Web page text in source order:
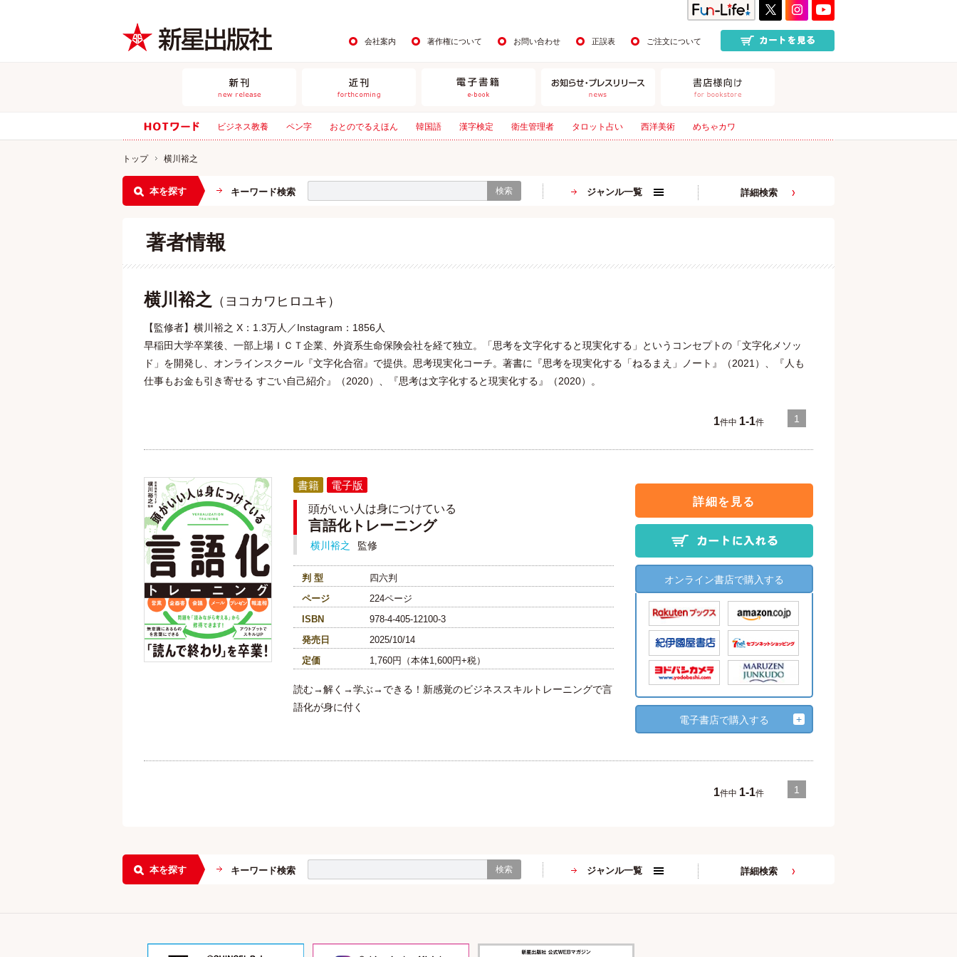
会社案内 著作権について お問い合わせ 正誤表 ご注文について
ビジネス教養 ペン字 おとのでるえほん 韓国語 漢字検定 衛生管理者 タロット占い 西洋美術 めちゃカワ
トップ 横川裕之
本を探す キーワード検索 検索 ジャンル一覧 詳細検索
著者情報
横川裕之 （ヨコカワヒロユキ）
【監修者】横川裕之 X：1.3万人／Instagram：1856人
早稲田大学卒業後、一部上場ＩＣＴ企業、外資系生命保険会社を経て独立。「思考を文字化すると現実化する」というコンセプトの「文字化メソッ
ド」を開発し、オンラインスクール『文字化合宿』で提供。思考現実化コーチ。著書に『思考を現実化する「ねるまえ」ノート』（2021）、『人も
仕事もお金も引き寄せる すごい自己紹介』（2020）、『思考は文字化すると現実化する』（2020）。
1件中 1-1件 1
書籍
電子版
頭がいい人は身につけている
言語化トレーニング
横川裕之 監修
判 型
四六判
ページ
224ページ
ISBN
978-4-405-12100-3
発売日
2025/10/14
定価
1,760円（本体1,600円+税）
読む→解く→学ぶ→できる！新感覚のビジネススキルトレーニングで言
語化が身に付く
詳細を見る
オンライン書店で購入する
電子書店で購入する
1件中 1-1件 1
本を探す キーワード検索 検索 ジャンル一覧 詳細検索